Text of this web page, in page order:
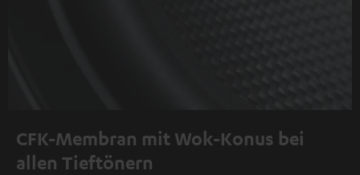
CFK-Membran mit Wok-Konus bei
allen Tieftönern